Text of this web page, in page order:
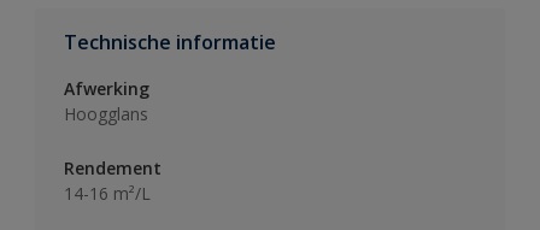
Technische informatie
Afwerking
Hoogglans
Rendement
14-16 m²/L